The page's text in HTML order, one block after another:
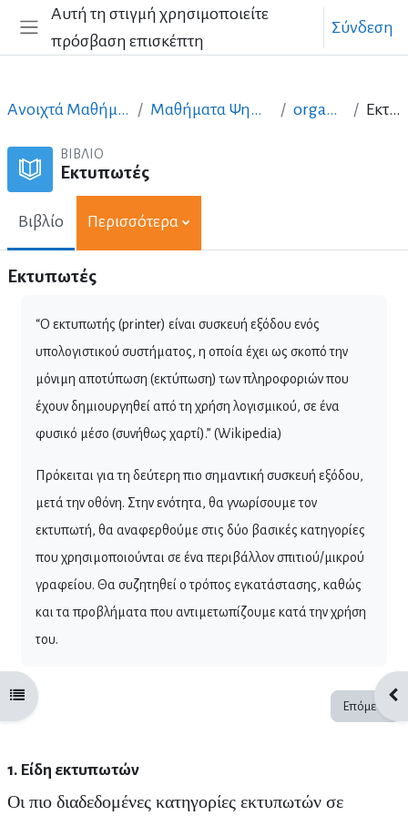
Μετάβαση στο κεντρικό περιεχόμενο
Πλευρικός πίνακας
Αυτή τη στιγμή χρησιμοποιείτε
πρόσβαση επισκέπτη
Σύνδεση
Άνοιγμα ευρετηρίου μαθήματος
Ανοιχτά Μαθήματα στα Ελληνικά Μαθήματα Ψηφιακών Δεξιοτήτων organ-egkat-cs Εκτυπωτές
ΒΙΒΛΊΟ
Εκτυπωτές
Βιβλίο Περισσότερα
Εκτυπωτές
“Ο εκτυπωτής (printer) είναι συσκευή εξόδου ενός
υπολογιστικού συστήματος, η οποία έχει ως σκοπό την
μόνιμη αποτύπωση (εκτύπωση) των πληροφοριών που
έχουν δημιουργηθεί από τη χρήση λογισμικού, σε ένα
φυσικό μέσο (συνήθως χαρτί).” (Wikipedia)
Πρόκειται για τη δεύτερη πιο σημαντική συσκευή εξόδου,
μετά την οθόνη. Στην ενότητα, θα γνωρίσουμε τον
εκτυπωτή, θα αναφερθούμε στις δύο βασικές κατηγορίες
που χρησιμοποιούνται σε ένα περιβάλλον σπιτιού/μικρού
γραφείου. Θα συζητηθεί ο τρόπος εγκατάστασης, καθώς
και τα προβλήματα που αντιμετωπίζουμε κατά την χρήση
του.
Επόμενο
1. Είδη εκτυπωτών
Οι πιο διαδεδομένες κατηγορίες εκτυπωτών σε